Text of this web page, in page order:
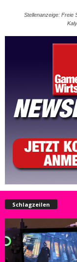
Stellenanzeige: Freie
Schlagzeilen